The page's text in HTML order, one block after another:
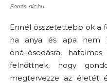
Forrás: nlc.hu
Ennél összetettebb ok a
ha anya és apa nem
önállósodásra,
felnőttnek, hogy
megtervezze az életét